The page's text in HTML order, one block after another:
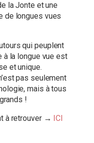
la Jonte et une
de longues vues
qui peuplent
à la longue vue est
et unique.
pas seulement
mais à tous
!
à retrouver → ICI